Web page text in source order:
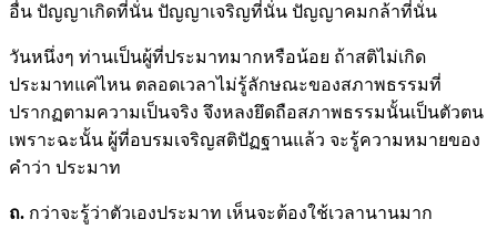
อื่น ปัญญาเกิดที่นั่น ปัญญาเจริญที่นั่น ปัญญาคมกล้าที่นั่น
วันหนึ่งๆ ท่านเป็นผู้ที่ประมาทมากหรือน้อย ถ้าสติไม่เกิด
ประมาทแค่ไหน ตลอดเวลาไม่รู้ลักษณะของสภาพธรรมที่
ปรากฏตามความเป็นจริง จึงหลงยึดถือสภาพธรรมนั้นเป็นตัวตน
เพราะฉะนั้น ผู้ที่อบรมเจริญสติปัฏฐานแล้ว จะรู้ความหมายของ
คำว่า ประมาท
ถ. กว่าจะรู้ว่าตัวเองประมาท เห็นจะต้องใช้เวลานานมาก